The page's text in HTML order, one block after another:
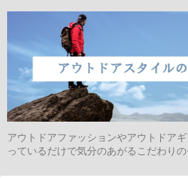
アウトドアファッションやアウトドア
っているだけで気分のあがるこだわり